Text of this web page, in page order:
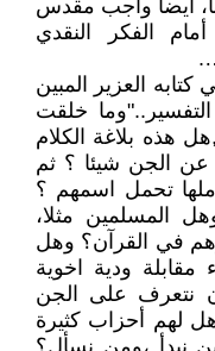
أيضاً واجب مقدس
الفكر النقدي
العزير المبين
خلقت
هذه بلاغة الكلام
عن الجن شيئا ؟ ثم
تحمل اسمهم ؟
المسلمين مثلا،
في القرآن؟ وهل
مقابلة ودية اخوية
نتعرف على الجن
لهم أحزاب كثيرة